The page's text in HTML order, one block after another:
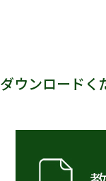
ウンロードく